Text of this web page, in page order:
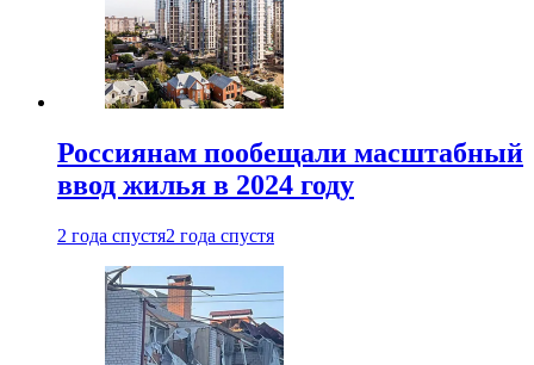
Россиянам пообещали масштабный
ввод жилья в 2024 году
2 года спустя2 года спустя